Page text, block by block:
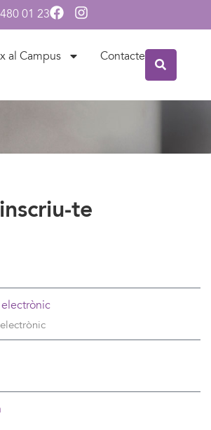
01 23
al Campus Contacte
te